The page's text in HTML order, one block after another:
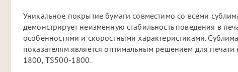
Уникальное покрытие бумаги совместимо со всеми
демонстрирует неизменную стабильность поведения в
особенностями и скоростными характеристиками.
показателям является оптимальным решением для
1800, TS500-1800.